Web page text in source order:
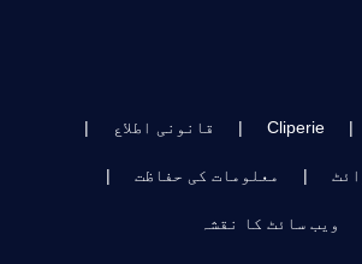
| Cliperie | قانونی اطلاع |
| معلومات کی حفاظت |
ویب سائٹ کا نقشہ